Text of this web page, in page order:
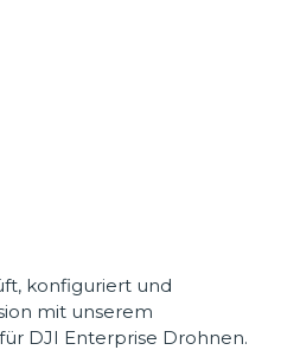
konfiguriert und
mit unserem
DJI Enterprise Drohnen.